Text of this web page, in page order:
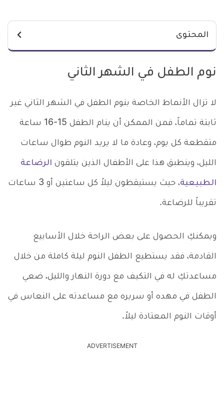
المحتوى
نوم الطفل في الشهر الثاني
لا تزال الأنماط الخاصة بنوم الطفل في الشهر الثاني غير
ثابتة تماماً، فمن الممكن أن ينام الطفل 15-16 ساعة
متقطعة كل يوم، وعادة ما لا يريد النوم طوال ساعات
الليل، وينطبق هذا على الأطفال الذين يتلقون الرضاعة
الطبيعية ، حيث يستيقظون ليلاً كل ساعتين أو 3 ساعات
تقريباً للرضاعة.
ويمكنكِ الحصول على بعض الراحة خلال الأسابيع
القادمة، فقد يستطيع الطفل النوم ليلة كاملة من خلال
مساعدتكِ له في التكيف مع دورة النهار والليل، ضعي
الطفل في مهده أو سريره مع مساعدته على النعاس في
أوقات النوم المعتادة ليلاً.
ADVERTISEMENT